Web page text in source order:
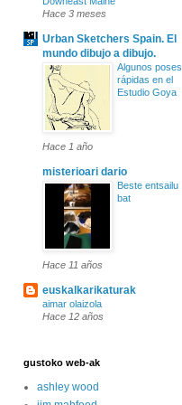
Hace 3 meses
Urban Sketchers Spain. El
mundo dibujo a dibujo.
Algunos poses
rápidas en el
Estudio Goya
Hace 1 año
misterioari dario
Beste entsailu
bat
Hace 11 años
euskalkarikaturak
aimar olaizola
Hace 12 años
gustoko web-ak
ashley wood